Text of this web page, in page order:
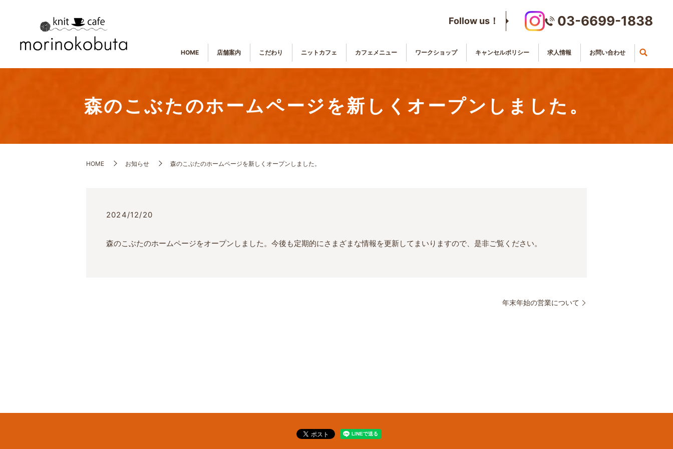
HOME 店舗案内 こだわり ニットカフェ カフェメニュー ワークショップ キャンセルポリシー 求人情報 お問い合わせ
Follow us！ 03-6699-1838
森のこぶたのホームページを新しくオープンしました。
HOME お知らせ 森のこぶたのホームページを新しくオープンしました。
2024/12/20
森のこぶたのホームページをオープンしました。今後も定期的にさまざまな情報を更新してまいりますので、是非ご覧ください。
年末年始の営業について